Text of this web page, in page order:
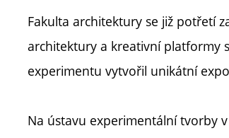
Fakulta architektury se již potřetí
architektury a kreativní platformy
experimentu vytvořil unikátní
Na ústavu experimentální tvorby